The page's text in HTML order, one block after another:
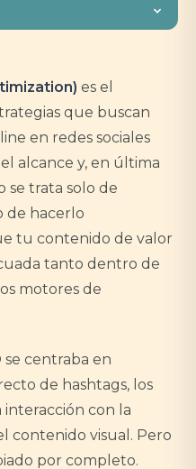
es el
que buscan
en redes sociales
alcance y, en última
se trata solo de
de hacerlo
tu contenido de valor
tanto dentro de
motores de
se centraba en
de hashtags, los
interacción con la
contenido visual. Pero
por completo.